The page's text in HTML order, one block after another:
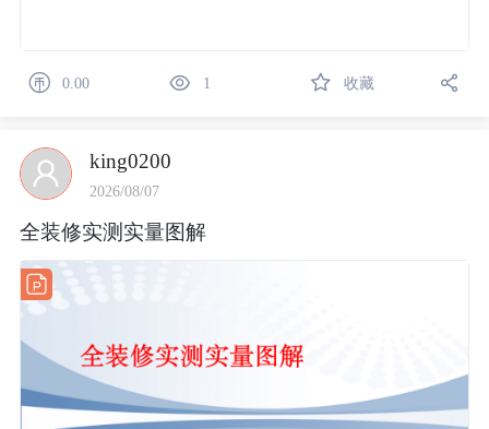
0.00 1 收藏
king0200
2026/08/07
全装修实测实量图解